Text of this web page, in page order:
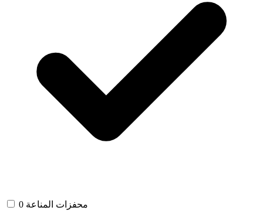
محفزات المناعة 0